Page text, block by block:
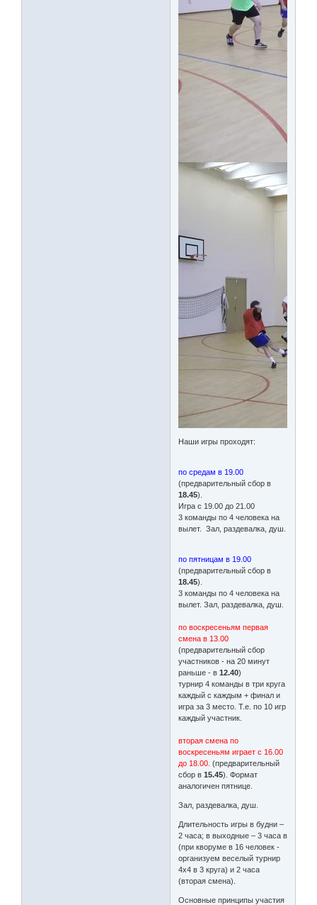
Наши игры проходят:
по средам в 19.00
(предварительный сбор в
18.45).
Игра с 19.00 до 21.00
3 команды по 4 человека на
вылет. Зал, раздевалка, душ.
по пятницам в 19.00
(предварительный сбор в
18.45).
3 команды по 4 человека на
вылет. Зал, раздевалка, душ.
по воскресеньям первая
смена в 13.00
(предварительный сбор
участников - на 20 минут
раньше - в12.40)
турнир 4 команды в три круга
каждый с каждым + финал и
игра за 3 место. Т.е. по 10 игр
каждый участник.
вторая смена по
воскресеньям играет с 16.00
до 18.00.(предварительный
сбор в15.45). Формат
аналогичен пятнице.
Зал, раздевалка, душ.
Длительность игры в будни –
2 часа; в выходные – 3 часа в
(при кворуме в 16 человек -
организуем веселый турнир
4х4 в 3 круга) и 2 часа
(вторая смена).
Основные принципы участия